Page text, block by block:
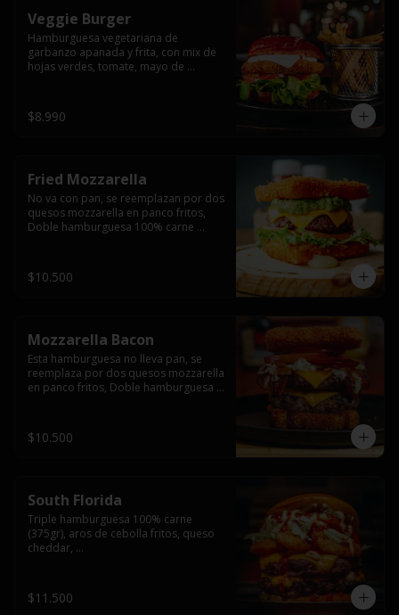
Veggie Burger
Hamburguesa vegetariana de
garbanzo apanada y frita, con mix de
hojas verdes, tomate, mayo de
$8.990
Fried Mozzarella
No va con pan, se reemplazan por dos
quesos mozzarella en panco fritos,
Doble hamburguesa 100% carne
$10.500
Mozzarella Bacon
Esta hamburguesa no lleva pan, se
reemplaza por dos quesos mozzarella
en panco fritos, Doble hamburguesa
salsa BBQ acompañado de papas
fritas.
$10.500
South Florida
Triple hamburguesa 100% carne
(375gr), aros de cebolla fritos, queso
cheddar,
$11.500